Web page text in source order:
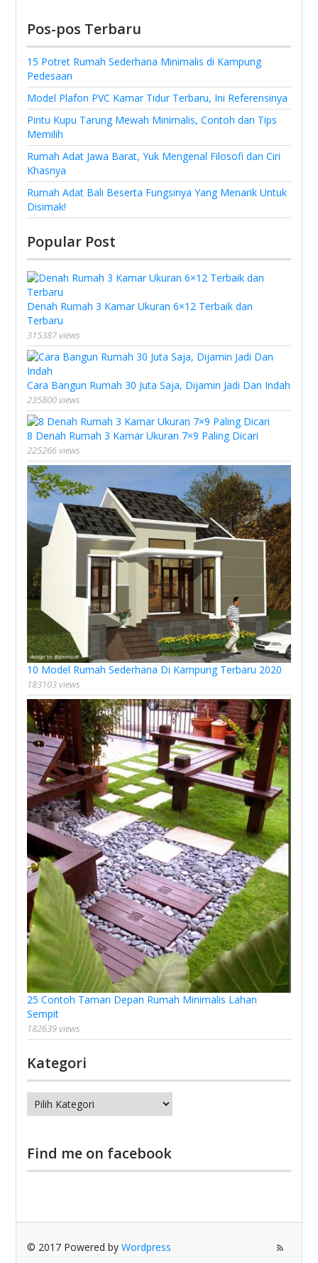
Pos-pos Terbaru
15 Potret Rumah Sederhana Minimalis di Kampung
Pedesaan
Model Plafon PVC Kamar Tidur Terbaru, Ini Referensinya
Pintu Kupu Tarung Mewah Minimalis, Contoh dan Tips
Memilih
Rumah Adat Jawa Barat, Yuk Mengenal Filosofi dan Ciri
Khasnya
Rumah Adat Bali Beserta Fungsinya Yang Menarik Untuk
Disimak!
Popular Post
Denah Rumah 3 Kamar Ukuran 6×12 Terbaik dan
Terbaru
315387 views
Cara Bangun Rumah 30 Juta Saja, Dijamin Jadi Dan Indah
235800 views
8 Denah Rumah 3 Kamar Ukuran 7×9 Paling Dicari
225266 views
10 Model Rumah Sederhana Di Kampung Terbaru 2020
183103 views
25 Contoh Taman Depan Rumah Minimalis Lahan
Sempit
182639 views
Kategori
Kategori
Find me on facebook
© 2017 Powered byWordpress